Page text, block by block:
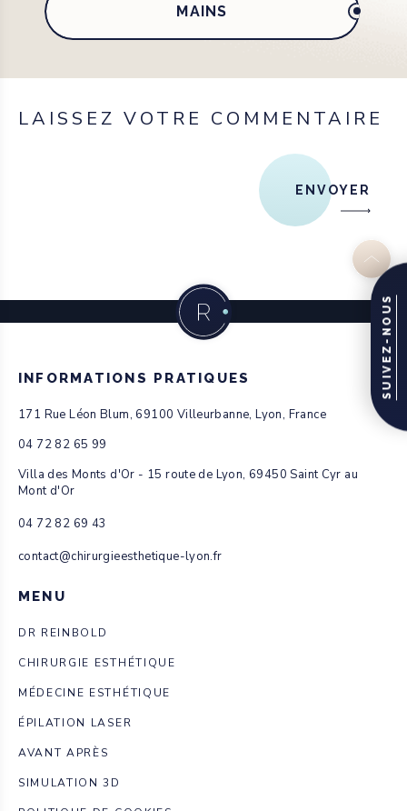
SUIVEZ-NOUS
MAINS
LAISSEZ VOTRE COMMENTAIRE
ENVOYER
INFORMATIONS PRATIQUES
171 Rue Léon Blum, 69100 Villeurbanne, Lyon, France
04 72 82 65 99
Villa des Monts d'Or - 15 route de Lyon, 69450 Saint Cyr au
Mont d'Or
04 72 82 69 43
contact@chirurgieesthetique-lyon.fr
MENU
DR REINBOLD
CHIRURGIE ESTHÉTIQUE
MÉDECINE ESTHÉTIQUE
ÉPILATION LASER
AVANT APRÈS
SIMULATION 3D